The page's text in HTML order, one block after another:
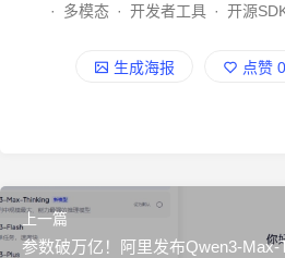
·
多模态 · 开发者工具 · 开源
生成海报 点赞 0
上一篇
参数破万亿！阿里发布Qwen3-Max-